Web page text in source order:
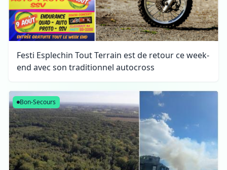
Festi Esplechin Tout Terrain est de retour ce week-
end avec son traditionnel autocross
Bon-Secours